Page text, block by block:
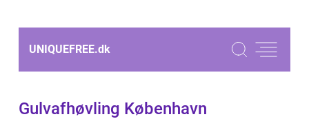
UNIQUEFREE.dk
Gulvafhøvling København